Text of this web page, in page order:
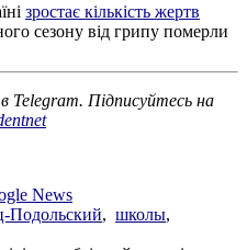
зростає кількість жертв
сезону від грипу померли
в Telegram. Підписуйтесь на
News
Подольский, школы,